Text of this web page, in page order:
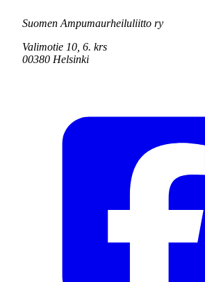
Suomen Ampumaurheiluliitto ry
Valimotie 10, 6. krs
00380 Helsinki